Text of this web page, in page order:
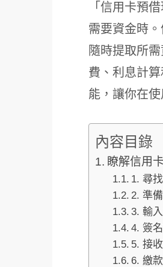
「信用卡預
需要資金時
隨時提取所
費、利息計
能，讓你在
內容目錄
瞭解信用
1. 尋
2. 準
3. 輸
4. 簽
5. 接
6. 繳